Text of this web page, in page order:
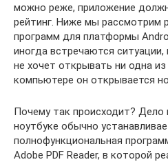
можно реже, приложение
рейтинг. Ниже мы рассмотрим
программ для платформы
иногда встречаются
не хочет открывать ни одна из
компьютере он открывается
Почему так происходит?
ноутбуке обычно
полнофункциональная
Adobe PDF Reader, в которой